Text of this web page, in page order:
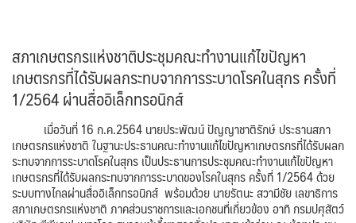
สภาเกษตรกรแห่งชาติประชุมคณะทำงานแก้ไขปัญหา
เกษตรกรที่ได้รับผลกระทบจากการระบาดโรคในสุกร ครั้งที่
1/2564 ผ่านสื่ออิเล็กทรอนิกส์
เมื่อวันที่ 16 ก.ค.2564 นายประพัฒน์ ปัญญาชาติรักษ์ ประธานสภา
เกษตรกรแห่งชาติ ในฐานะประธานคณะทำงานแก้ไขปัญหาเกษตรกรที่ได้รับผลก
ระทบจากการระบาดโรคในสุกร เป็นประธานการประชุมคณะทำงานแก้ไขปัญหา
เกษตรกรที่ได้รับผลกระทบจากการระบาดของโรคในสุกร ครั้งที่ 1/2564 ด้วย
ระบบทางไกลผ่านสื่ออิเล็กทรอนิกส์ พร้อมด้วย นายรัตนะ สวามีชัย เลขาธิการ
สภาเกษตรกรแห่งชาติ ภาคส่วนราชการและเอกชนที่เกี่ยวข้อง อาทิ กรมปศุสัตว์